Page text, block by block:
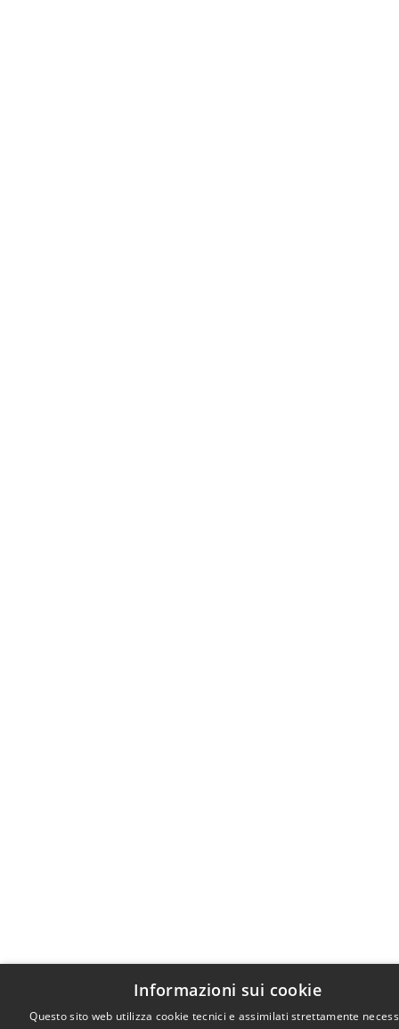
Informazioni sui cookie
Questo sito web utilizza cookie tecnici e assimilati strettamente